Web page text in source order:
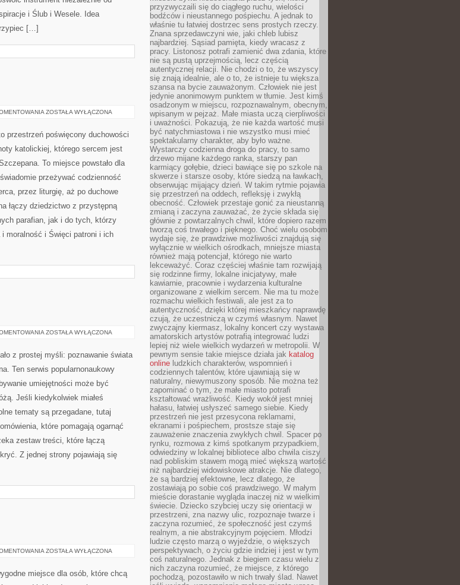
i Ślub i Wesele. Idea
[…]
SAKRAMENTY
ZOSTAŁA WYŁĄCZONA
przestrzeń poświęcony duchowości
katolickiej, którego sercem jest
To miejsce powstało dla
przeżywać codzienność
przez liturgię, aż po duchowe
łączy dziedzictwo z przystępną
parafian, jak i do tych, którzy
moralność i Święci patroni i ich
SZKOŁA
ZOSTAŁA WYŁĄCZONA
z prostej myśli: poznawanie świata
Ten serwis popularnonaukowy
umiejętności może być
Jeśli kiedykolwiek miałeś
tematy są przegadane, tutaj
które pomagają ogarnąć
zestaw treści, które łączą
Z jednej strony pojawiają się
ALKOHOL
ZOSTAŁA WYŁĄCZONA
miejsce dla osób, które chcą
przyzwyczaili się do ciągłego ruchu, wielości
bodźców i nieustannego pośpiechu. A jednak to
właśnie tu łatwiej dostrzec sens prostych rzeczy.
Znana sprzedawczyni wie, jaki chleb lubisz
najbardziej. Sąsiad pamięta, kiedy wracasz z
pracy. Listonosz potrafi zamienić dwa zdania, które
nie są pustą uprzejmością, lecz częścią
autentycznej relacji. Nie chodzi o to, że wszyscy
się znają idealnie, ale o to, że istnieje tu większa
szansa na bycie zauważonym. Człowiek nie jest
jedynie anonimowym punktem w tłumie. Jest kimś
osadzonym w miejscu, rozpoznawalnym, obecnym,
wpisanym w pejzaż. Małe miasta uczą cierpliwości
i uważności. Pokazują, że nie każda wartość musi
być natychmiastowa i nie wszystko musi mieć
spektakularny charakter, aby było ważne.
Wystarczy codzienna droga do pracy, to samo
drzewo mijane każdego ranka, starszy pan
karmiący gołębie, dzieci bawiące się po szkole na
skwerze i starsze osoby, które siedzą na ławkach,
obserwując mijający dzień. W takim rytmie pojawia
się przestrzeń na oddech, refleksję i zwykłą
obecność. Człowiek przestaje gonić za nieustanną
zmianą i zaczyna zauważać, że życie składa się
głównie z powtarzalnych chwil, które dopiero razem
tworzą coś trwałego i pięknego. Choć wielu osobom
wydaje się, że prawdziwe możliwości znajdują się
wyłącznie w wielkich ośrodkach, mniejsze miasta
również mają potencjał, którego nie warto
lekceważyć. Coraz częściej właśnie tam rozwijają
się rodzinne firmy, lokalne inicjatywy, małe
kawiarnie, pracownie i wydarzenia kulturalne
organizowane z wielkim sercem. Nie ma tu może
rozmachu wielkich festiwali, ale jest za to
autentyczność, dzięki której mieszkańcy naprawdę
czują, że uczestniczą w czymś własnym. Nawet
zwyczajny kiermasz, lokalny koncert czy wystawa
amatorskich artystów potrafią integrować ludzi
lepiej niż wiele wielkich wydarzeń w metropolii. W
pewnym sensie takie miejsce działa jak katalog
online ludzkich charakterów, wspomnień i
codziennych talentów, które ujawniają się w
naturalny, niewymuszony sposób. Nie można też
zapominać o tym, że małe miasto potrafi
kształtować wrażliwość. Kiedy wokół jest mniej
hałasu, łatwiej usłyszeć samego siebie. Kiedy
przestrzeń nie jest przesycona reklamami,
ekranami i pośpiechem, prostsze staje się
zauważenie znaczenia zwykłych chwil. Spacer po
rynku, rozmowa z kimś spotkanym przypadkiem,
odwiedziny w lokalnej bibliotece albo chwila ciszy
nad pobliskim stawem mogą mieć większą wartość
niż najbardziej widowiskowe atrakcje. Nie dlatego,
że są bardziej efektowne, lecz dlatego, że
zostawiają po sobie coś prawdziwego. W małym
mieście dorastanie wygląda inaczej niż w wielkim
świecie. Dziecko szybciej uczy się orientacji w
przestrzeni, zna nazwy ulic, rozpoznaje twarze i
zaczyna rozumieć, że społeczność jest czymś
realnym, a nie abstrakcyjnym pojęciem. Młodzi
ludzie często marzą o wyjeździe, o większych
perspektywach, o życiu gdzie indziej i jest w tym
coś naturalnego. Jednak z biegiem czasu wielu z
nich zaczyna rozumieć, że miejsce, z którego
pochodzą, pozostawiło w nich trwały ślad. Nawet